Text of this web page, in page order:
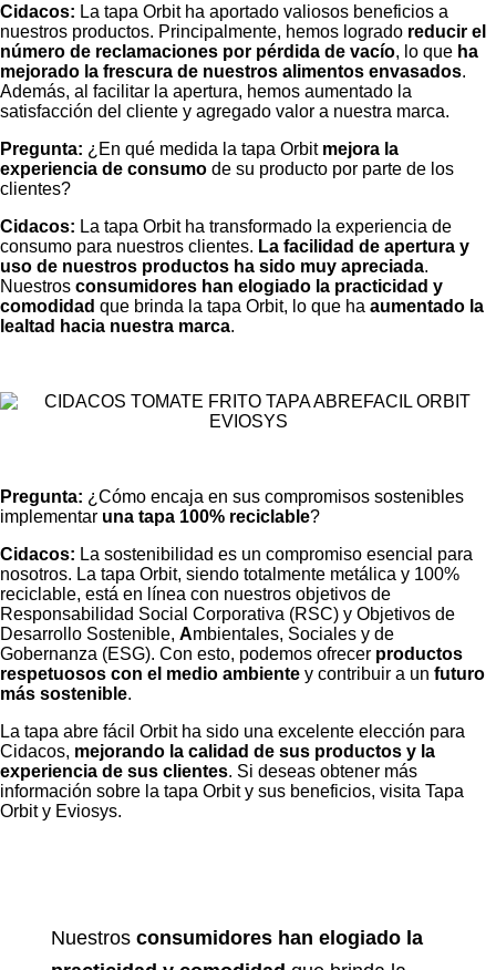
Cidacos: La tapa Orbit ha aportado valiosos beneficios a
nuestros productos. Principalmente, hemos logrado reducir el
número de reclamaciones por pérdida de vacío, lo que ha
mejorado la frescura de nuestros alimentos envasados.
Además, al facilitar la apertura, hemos aumentado la
satisfacción del cliente y agregado valor a nuestra marca.
Pregunta: ¿En qué medida la tapa Orbit mejora la
experiencia de consumo de su producto por parte de los
clientes?
Cidacos: La tapa Orbit ha transformado la experiencia de
consumo para nuestros clientes. La facilidad de apertura y
uso de nuestros productos ha sido muy apreciada.
Nuestros consumidores han elogiado la practicidad y
comodidad que brinda la tapa Orbit, lo que ha aumentado la
lealtad hacia nuestra marca.
Pregunta: ¿Cómo encaja en sus compromisos sostenibles
implementar una tapa 100% reciclable?
Cidacos: La sostenibilidad es un compromiso esencial para
nosotros. La tapa Orbit, siendo totalmente metálica y 100%
reciclable, está en línea con nuestros objetivos de
Responsabilidad Social Corporativa (RSC) y Objetivos de
Desarrollo Sostenible, Ambientales, Sociales y de
Gobernanza (ESG). Con esto, podemos ofrecer productos
respetuosos con el medio ambiente y contribuir a un futuro
más sostenible.
La tapa abre fácil Orbit ha sido una excelente elección para
Cidacos, mejorando la calidad de sus productos y la
experiencia de sus clientes. Si deseas obtener más
información sobre la tapa Orbit y sus beneficios, visita Tapa
Orbity Eviosys.
Nuestrosconsumidores han elogiado la